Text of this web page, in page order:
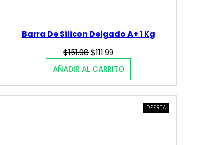
Barra De Silicon Delgado A+ 1 Kg
$151.98Original
price
was:
$151.98.
$111.99Current
price
is:
$111.99.
AÑADIR AL CARRITO
OFERTAPRODUCTO
EN